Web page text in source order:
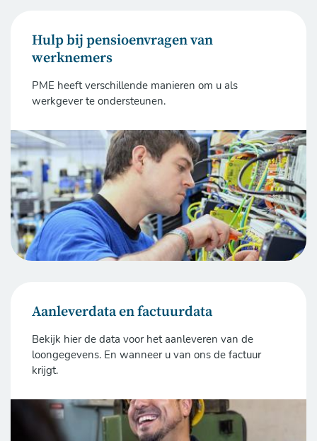
Hulp bij pensioenvragen van
werknemers
PME heeft verschillende manieren om u als
werkgever te ondersteunen.
Aanleverdata en factuurdata
Bekijk hier de data voor het aanleveren van de
loongegevens. En wanneer u van ons de factuur
krijgt.